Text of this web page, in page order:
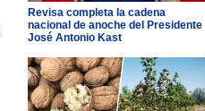
Revisa completa la cadena
nacional de anoche del Presidente
José Antonio Kast